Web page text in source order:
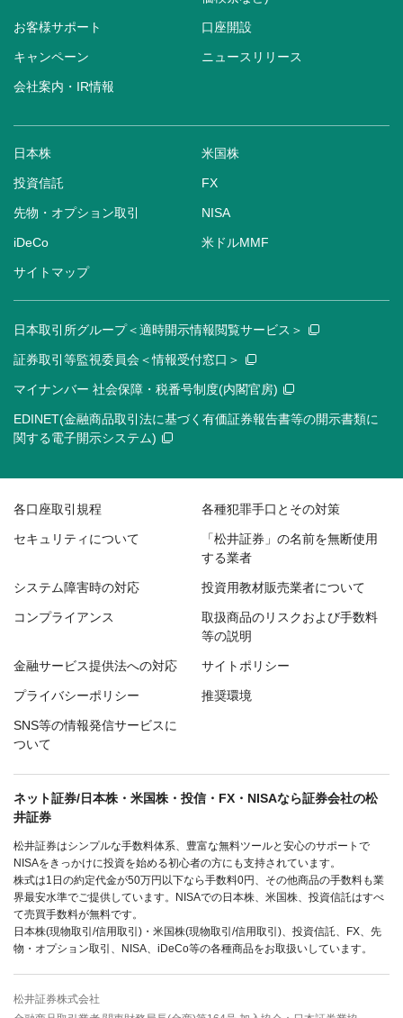
お客様サポート 口座開設
キャンペーン ニュースリリース
会社案内・IR情報
日本株 米国株
投資信託 FX
先物・オプション取引 NISA
iDeCo 米ドルMMF
サイトマップ
日本取引所グループ＜適時開示情報閲覧サービス＞
証券取引等監視委員会＜情報受付窓口＞
マイナンバー 社会保障・税番号制度(内閣官房)
EDINET(金融商品取引法に基づく有価証券報告書等の開示書類に
関する電子開示システム)
各口座取引規程 各種犯罪手口とその対策
セキュリティについて
「松井証券」の名前を無断使用
する業者
システム障害時の対応 投資用教材販売業者について
コンプライアンス
取扱商品のリスクおよび手数料
等の説明
金融サービス提供法への対応 サイトポリシー
プライバシーポリシー 推奨環境
SNS等の情報発信サービスに
ついて
ネット証券/日本株・米国株・投信・FX・NISAなら証券会社の松
井証券
松井証券はシンプルな手数料体系、豊富な無料ツールと安心のサポートで
NISAをきっかけに投資を始める初心者の方にも支持されています。
株式は1日の約定代金が50万円以下なら手数料0円、その他商品の手数料も業
界最安水準でご提供しています。NISAでの日本株、米国株、投資信託はすべ
て売買手数料が無料です。
日本株(現物取引/信用取引)・米国株(現物取引/信用取引)、投資信託、FX、先
物・オプション取引、NISA、iDeCo等の各種商品をお取扱いしています。
松井証券株式会社